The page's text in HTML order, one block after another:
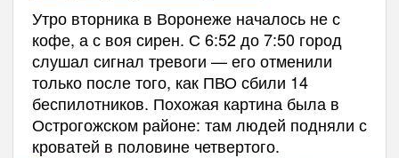
Утро вторника в Воронеже началось не с
кофе, а с воя сирен. С 6:52 до 7:50 город
слушал сигнал тревоги — его отменили
только после того, как ПВО сбили 14
беспилотников. Похожая картина была в
Острогожском районе: там людей подняли с
кроватей в половине четвертого.